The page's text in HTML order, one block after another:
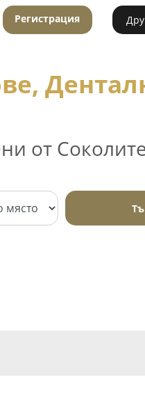
Регистрация
от